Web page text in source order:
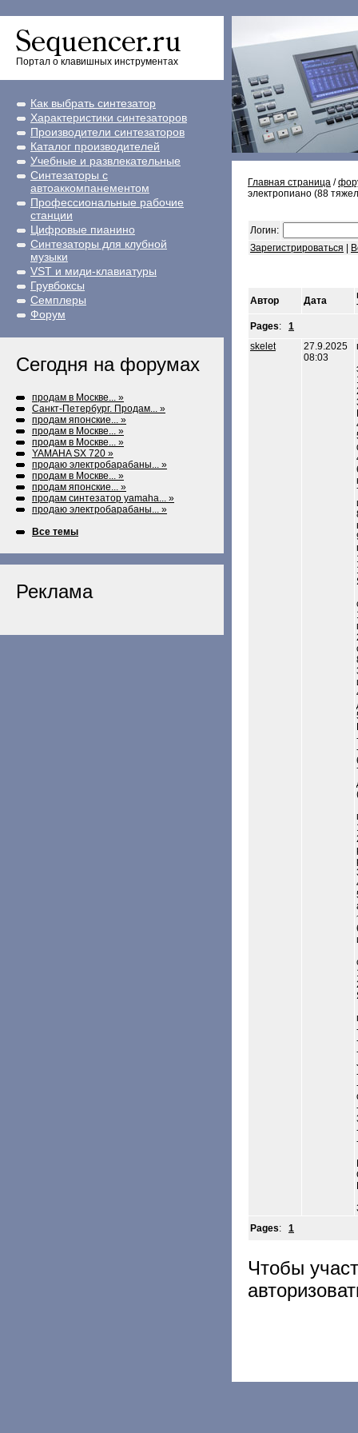
Портал о клавишных инструментах
Как выбрать синтезатор
Характеристики синтезаторов
Производители синтезаторов
Каталог производителей
Учебные и развлекательные
Синтезаторы с
автоаккомпанементом
Профессиональные рабочие
станции
Цифровые пианино
Синтезаторы для клубной
музыки
VST и миди-клавиатуры
Грувбоксы
Семплеры
Форум
Сегодня на форумах
продам в Москве... »
Санкт-Петербург. Продам... »
продам японские... »
продам в Москве... »
продам в Москве... »
YAMAHA SX 720 »
продаю электробарабаны... »
продам в Москве... »
продам японские... »
продам синтезатор yamaha... »
продаю электробарабаны... »
Все темы
Реклама
Главная страница /
электропиано (88
Логин:
Зарегистрироваться
Автор Дата
Pages: 1
skelet
27.9.2025
08:03
Pages: 1
Чтобы